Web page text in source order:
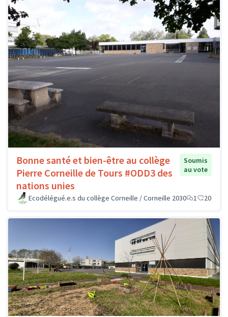
Bonne santé et bien-être au collège
Pierre Corneille de Tours #ODD3 des
nations unies
Soumis
au vote
Ecodélégué.e.s du collège Corneille / Corneille 2030 1 20